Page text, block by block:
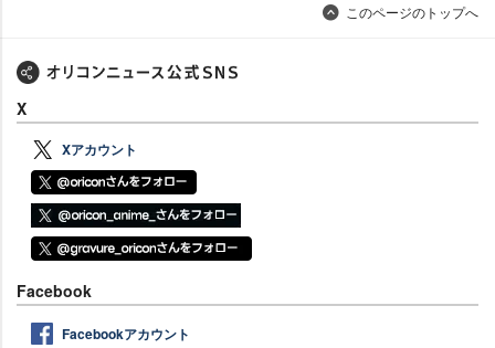
このページのトップへ
X
Xアカウント
Facebook
Facebookアカウント